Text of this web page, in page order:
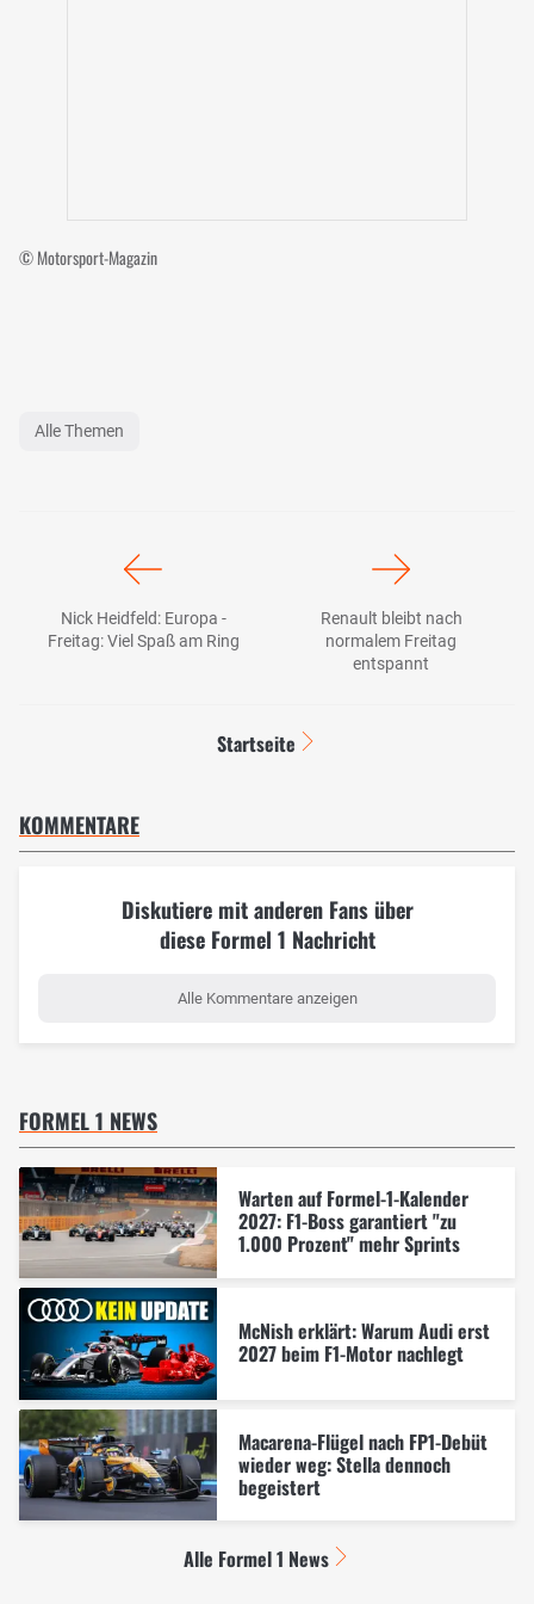
© Motorsport-Magazin
Alle Themen
Nick Heidfeld: Europa -
Freitag: Viel Spaß am Ring
Renault bleibt nach
normalem Freitag
entspannt
Startseite
KOMMENTARE
Diskutiere mit anderen Fans über
diese Formel 1 Nachricht
Alle Kommentare anzeigen
FORMEL 1 NEWS
Warten auf Formel-1-Kalender
2027: F1-Boss garantiert "zu
1.000 Prozent" mehr Sprints
McNish erklärt: Warum Audi erst
2027 beim F1-Motor nachlegt
Macarena-Flügel nach FP1-Debüt
wieder weg: Stella dennoch
begeistert
Alle Formel 1 News